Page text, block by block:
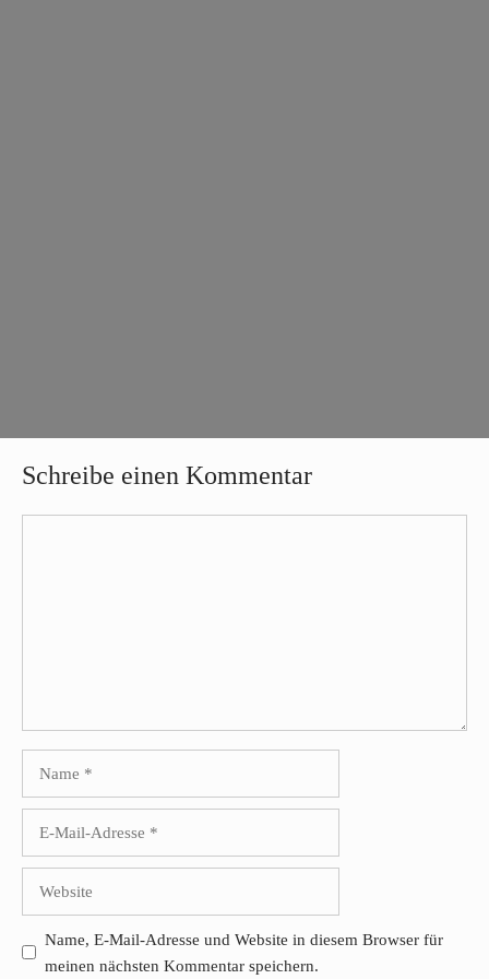
Schreibe einen Kommentar
Adresse
Name, E-Mail-Adresse und Website in diesem Browser für
meinen nächsten Kommentar speichern.